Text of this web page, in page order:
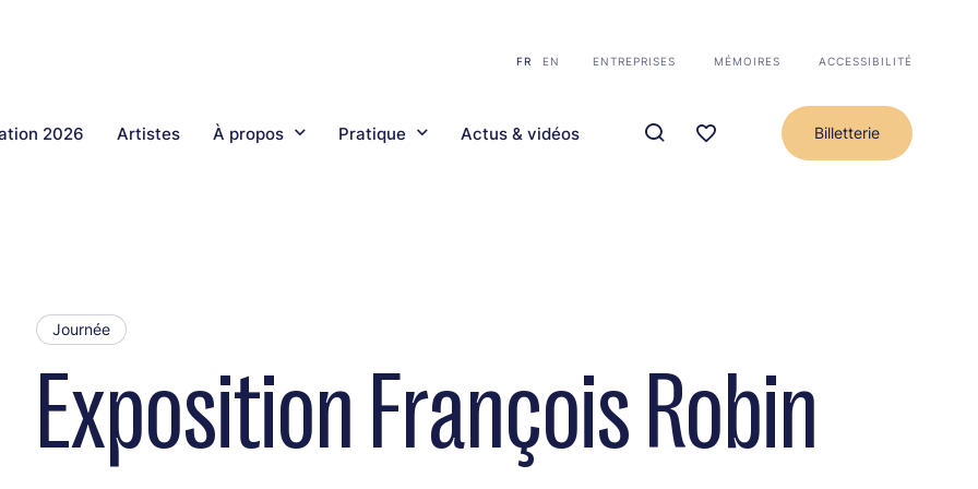
FR EN ENTREPRISES MÉMOIRES ACCESSIBILITÉ
2026 Artistes À propos Pratique Actus & vidéos Billetterie
Exposition François Robin
Journée